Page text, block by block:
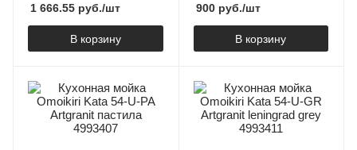
1 666.55 руб./шт
В корзину
900руб./шт
В корзину